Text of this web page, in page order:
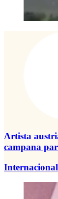
Artista
campana
Internacional